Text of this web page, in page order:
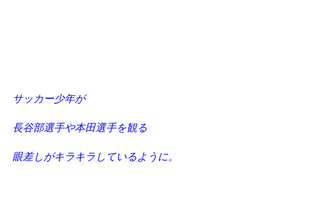
サッカー少年が
長谷部選手や本田選手を観る
眼差しがキラキラしているように。